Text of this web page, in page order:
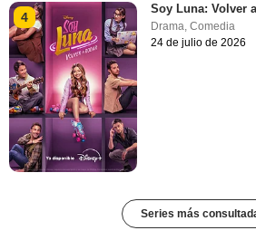
4
Soy Luna: Volver
Drama ,Comedia
24 de julio de 2026
Series más